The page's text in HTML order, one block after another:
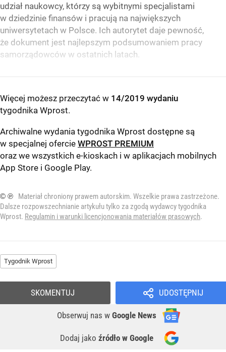
udział naukowcy, którzy są wybitnymi specjalistami
w dziedzinie finansów i pracują na największych
uniwersytetach w Polsce. Ich autorytet daje pewność,
że dokument jest najlepszym podsumowaniem pracy
samorządowców w ostatnich latach.
Więcej możesz przeczytać w 14/2019 wydaniu
tygodnika Wprost.
Archiwalne wydania tygodnika Wprost dostępne są
w specjalnej ofercie WPROST PREMIUM
oraz we wszystkich e-kioskach i w aplikacjach mobilnych
App Store i Google Play.
© ℗
Materiał chroniony prawem autorskim. Wszelkie prawa zastrzeżone.
Dalsze rozpowszechnianie artykułu tylko za zgodą wydawcy tygodnika
Wprost. Regulamin i warunki licencjonowania materiałów prasowych.
Tygodnik Wprost
UDOSTĘPNIJ
Obserwuj nas w Google News
Dodaj jako źródło w Google
SKOMENTUJ